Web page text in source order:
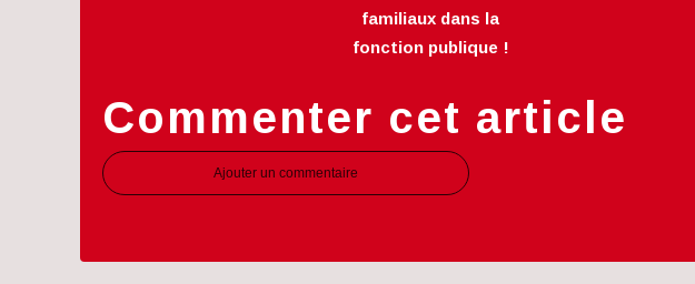
familiaux dans la
fonction publique !
Commenter cet article
Ajouter un commentaire